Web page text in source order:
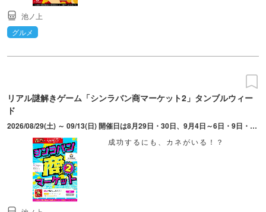
池ノ上
グルメ
リアル謎解きゲーム「シンラバン商マーケット2」タンブルウィー
ド
2026/08/29(土) ～ 09/13(日) 開催日は8月29日・30日、9月4日～6日・9日・12日・13日。「シンラバン商マーケット」が同時に再演を行う。開演時刻は10:00/12:45/15:45/18:30。開場は開演の15分前。入場締切は2分前。
成功するにも、カネがいる！？